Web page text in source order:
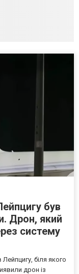
був
Дрон, який
систему
біля якого
дрон із